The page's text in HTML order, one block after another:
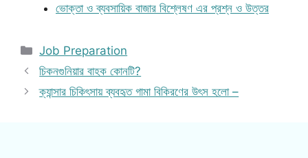
ভোক্তা ও ব্যবসায়িক বাজার বিশ্লেষণ এর প্রশ্ন ও উত্তর
Categories
Job Preparation
চিকনগুনিয়ার বাহক কোনটি?
ক্যান্সার চিকিৎসায় ব্যবহৃত গামা বিকিরণের উৎস হলো –